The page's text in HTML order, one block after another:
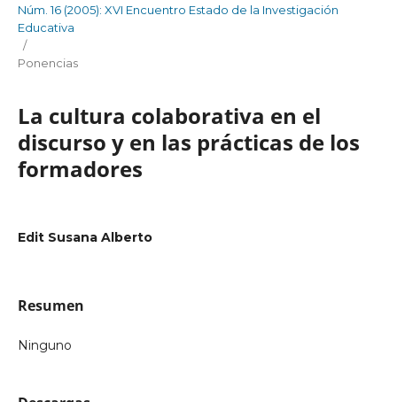
Núm. 16 (2005): XVI Encuentro Estado de la Investigación
Educativa
/
Ponencias
La cultura colaborativa en el
discurso y en las prácticas de los
formadores
Edit Susana Alberto
Resumen
Ninguno